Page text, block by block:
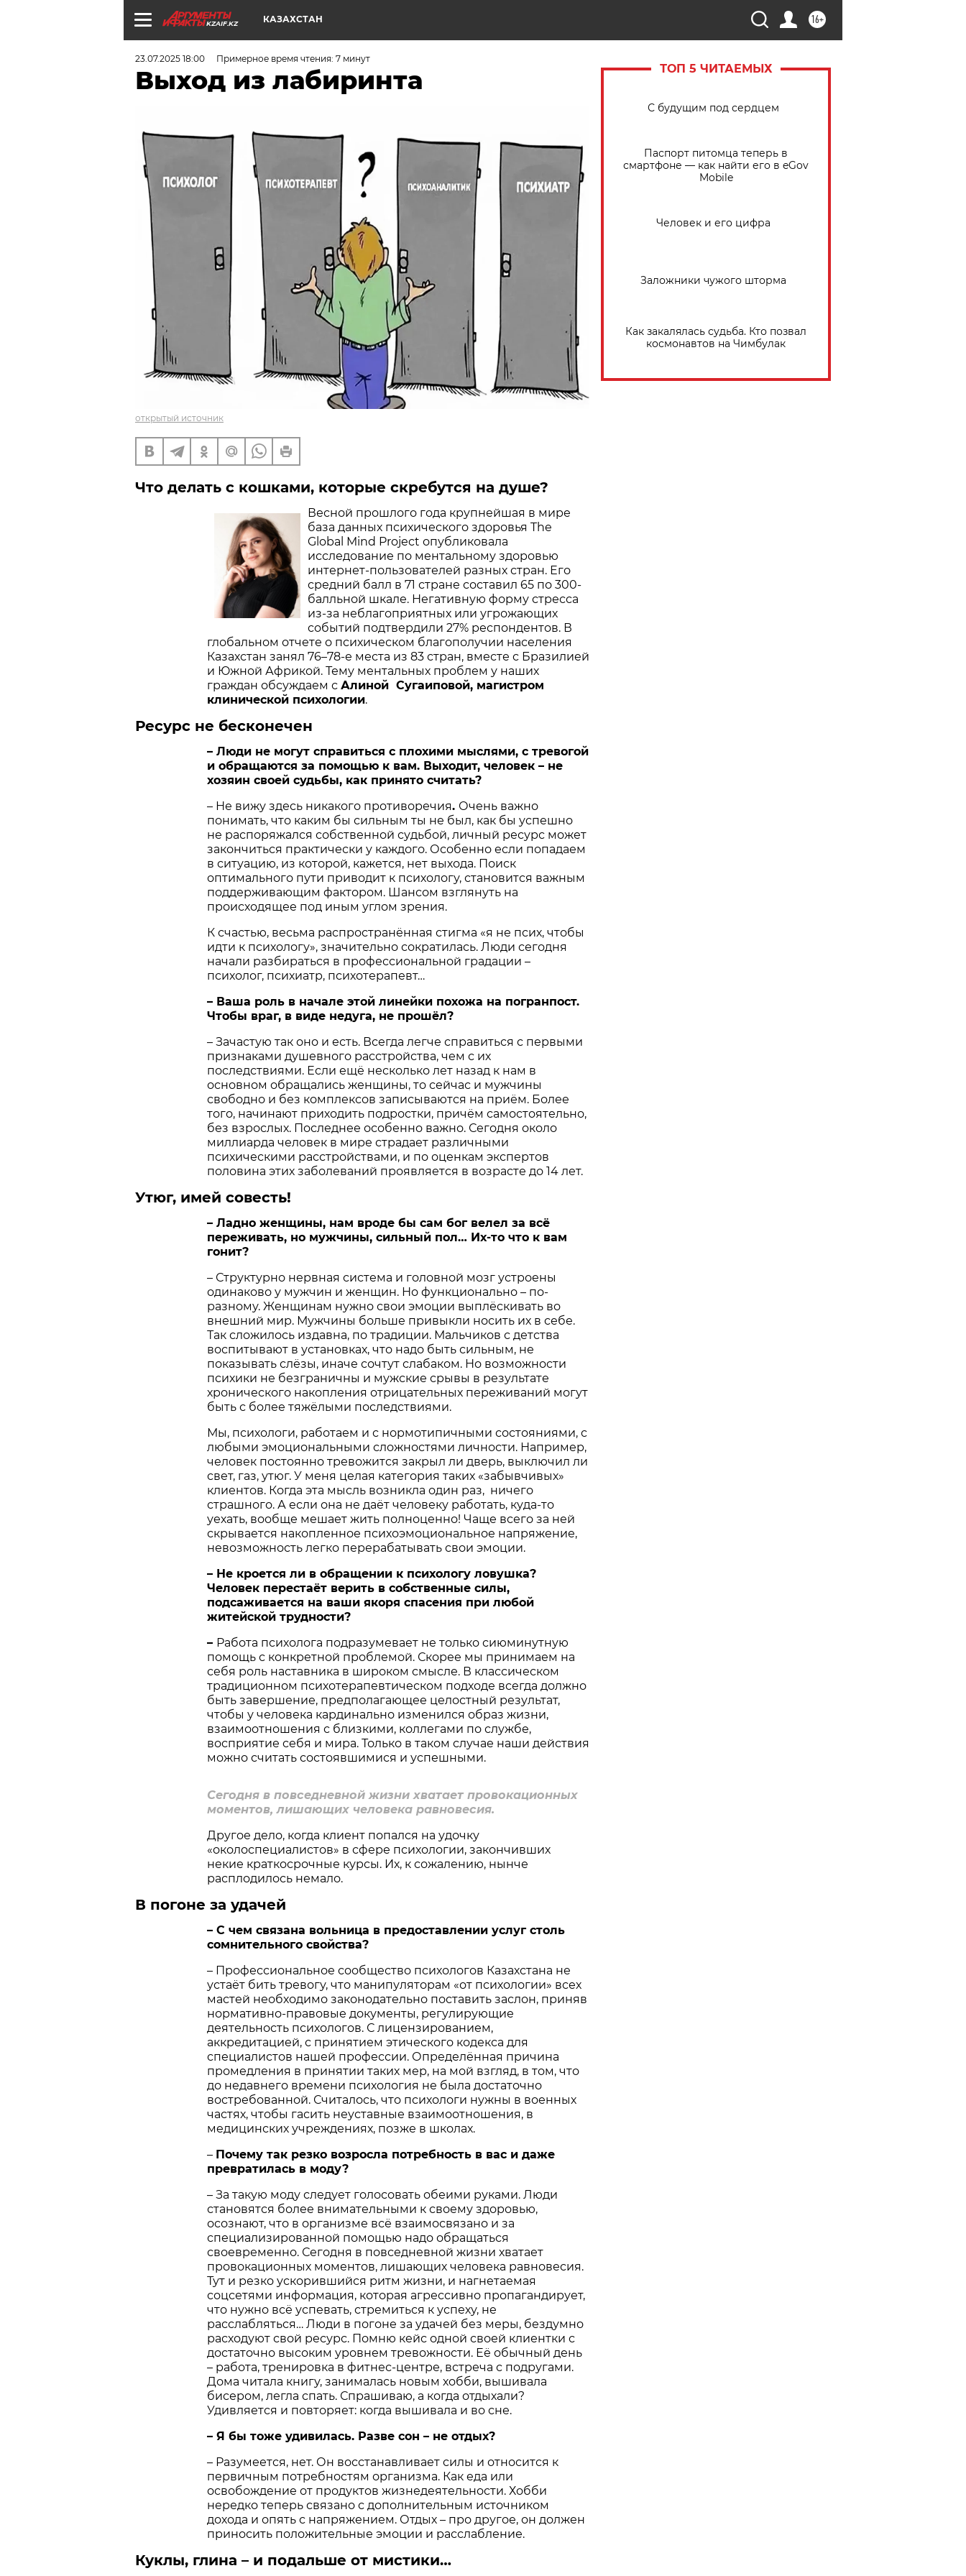
KZAIF.KZ 16+
КАЗАХСТАН
23.07.2025 18:00 Примерное время чтения: 7 минут
Выход из лабиринта
открытый источник
Что делать с кошками, которые скребутся на душе?
Весной прошлого года крупнейшая в мире
база данных психического здоровья The
Global Mind Project опубликовала
исследование по ментальному здоровью
интернет-пользователей разных стран. Его
средний балл в 71 стране составил 65 по 300-
балльной шкале. Негативную форму стресса
из-за неблагоприятных или угрожающих
событий подтвердили 27% респондентов. В
глобальном отчете о психическом благополучии населения
Казахстан занял 76–78-е места из 83 стран, вместе с Бразилией
и Южной Африкой. Тему ментальных проблем у наших
граждан обсуждаем с Алиной Сугаиповой, магистром
клинической психологии.
Ресурс не бесконечен
– Люди не могут справиться с плохими мыслями, с тревогой
и обращаются за помощью к вам. Выходит, человек – не
хозяин своей судьбы, как принято считать?
– Не вижу здесь никакого противоречия. Очень важно
понимать, что каким бы сильным ты не был, как бы успешно
не распоряжался собственной судьбой, личный ресурс может
закончиться практически у каждого. Особенно если попадаем
в ситуацию, из которой, кажется, нет выхода. Поиск
оптимального пути приводит к психологу, становится важным
поддерживающим фактором. Шансом взглянуть на
происходящее под иным углом зрения.
К счастью, весьма распространённая стигма «я не псих, чтобы
идти к психологу», значительно сократилась. Люди сегодня
начали разбираться в профессиональной градации –
психолог, психиатр, психотерапевт…
– Ваша роль в начале этой линейки похожа на погранпост.
Чтобы враг, в виде недуга, не прошёл?
– Зачастую так оно и есть. Всегда легче справиться с первыми
признаками душевного расстройства, чем с их
последствиями. Если ещё несколько лет назад к нам в
основном обращались женщины, то сейчас и мужчины
свободно и без комплексов записываются на приём. Более
того, начинают приходить подростки, причём самостоятельно,
без взрослых. Последнее особенно важно. Сегодня около
миллиарда человек в мире страдает различными
психическими расстройствами, и по оценкам экспертов
половина этих заболеваний проявляется в возрасте до 14 лет.
Утюг, имей совесть!
– Ладно женщины, нам вроде бы сам бог велел за всё
переживать, но мужчины, сильный пол… Их-то что к вам
гонит?
– Структурно нервная система и головной мозг устроены
одинаково у мужчин и женщин. Но функционально – по-
разному. Женщинам нужно свои эмоции выплёскивать во
внешний мир. Мужчины больше привыкли носить их в себе.
Так сложилось издавна, по традиции. Мальчиков с детства
воспитывают в установках, что надо быть сильным, не
показывать слёзы, иначе сочтут слабаком. Но возможности
психики не безграничны и мужские срывы в результате
хронического накопления отрицательных переживаний могут
быть с более тяжёлыми последствиями.
Мы, психологи, работаем и с нормотипичными состояниями, с
любыми эмоциональными сложностями личности. Например,
человек постоянно тревожится закрыл ли дверь, выключил ли
свет, газ, утюг. У меня целая категория таких «забывчивых»
клиентов. Когда эта мысль возникла один раз, ничего
страшного. А если она не даёт человеку работать, куда-то
уехать, вообще мешает жить полноценно! Чаще всего за ней
скрывается накопленное психоэмоциональное напряжение,
невозможность легко перерабатывать свои эмоции.
– Не кроется ли в обращении к психологу ловушка?
Человек перестаёт верить в собственные силы,
подсаживается на ваши якоря спасения при любой
житейской трудности?
– Работа психолога подразумевает не только сиюминутную
помощь с конкретной проблемой. Скорее мы принимаем на
себя роль наставника в широком смысле. В классическом
традиционном психотерапевтическом подходе всегда должно
быть завершение, предполагающее целостный результат,
чтобы у человека кардинально изменился образ жизни,
взаимоотношения с близкими, коллегами по службе,
восприятие себя и мира. Только в таком случае наши действия
можно считать состоявшимися и успешными.
Сегодня в повседневной жизни хватает провокационных
моментов, лишающих человека равновесия.
Другое дело, когда клиент попался на удочку
«околоспециалистов» в сфере психологии, закончивших
некие краткосрочные курсы. Их, к сожалению, нынче
расплодилось немало.
В погоне за удачей
– С чем связана вольница в предоставлении услуг столь
сомнительного свойства?
– Профессиональное сообщество психологов Казахстана не
устаёт бить тревогу, что манипуляторам «от психологии» всех
мастей необходимо законодательно поставить заслон, приняв
нормативно-правовые документы, регулирующие
деятельность психологов. С лицензированием,
аккредитацией, с принятием этического кодекса для
специалистов нашей профессии. Определённая причина
промедления в принятии таких мер, на мой взгляд, в том, что
до недавнего времени психология не была достаточно
востребованной. Считалось, что психологи нужны в военных
частях, чтобы гасить неуставные взаимоотношения, в
медицинских учреждениях, позже в школах.
– Почему так резко возросла потребность в вас и даже
превратилась в моду?
– За такую моду следует голосовать обеими руками. Люди
становятся более внимательными к своему здоровью,
осознают, что в организме всё взаимосвязано и за
специализированной помощью надо обращаться
своевременно. Сегодня в повседневной жизни хватает
провокационных моментов, лишающих человека равновесия.
Тут и резко ускорившийся ритм жизни, и нагнетаемая
соцсетями информация, которая агрессивно пропагандирует,
что нужно всё успевать, стремиться к успеху, не
расслабляться… Люди в погоне за удачей без меры, бездумно
расходуют свой ресурс. Помню кейс одной своей клиентки с
достаточно высоким уровнем тревожности. Её обычный день
– работа, тренировка в фитнес-центре, встреча с подругами.
Дома читала книгу, занималась новым хобби, вышивала
бисером, легла спать. Спрашиваю, а когда отдыхали?
Удивляется и повторяет: когда вышивала и во сне.
– Я бы тоже удивилась. Разве сон – не отдых?
– Разумеется, нет. Он восстанавливает силы и относится к
первичным потребностям организма. Как еда или
освобождение от продуктов жизнедеятельности. Хобби
нередко теперь связано с дополнительным источником
дохода и опять с напряжением. Отдых – про другое, он должен
приносить положительные эмоции и расслабление.
Куклы, глина – и подальше от мистики…
ТОП 5 ЧИТАЕМЫХ
С будущим под сердцем
Паспорт питомца теперь в
смартфоне — как найти его в eGov
Mobile
Человек и его цифра
Заложники чужого шторма
Как закалялась судьба. Кто позвал
космонавтов на Чимбулак